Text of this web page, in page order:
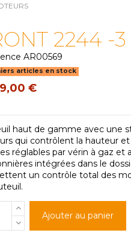
2244 -
AR00569
articles en stock
€
haut de gamme avec une
qui contrôlent la hauteur et
réglables par vérin à gaz et
intégrées dans le
un contrôle total des
Ajouter au panier